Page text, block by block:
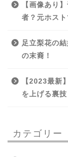
【画像あり
者？元ホスト
足立梨花の
の末裔！
【2023最新
を上げる裏
カテゴリー